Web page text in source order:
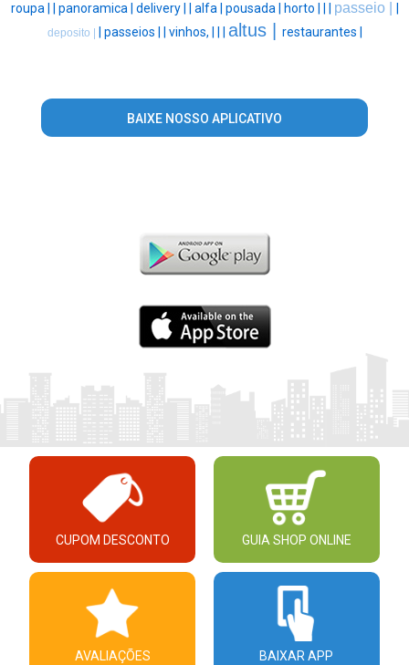
roupa | | panoramica | delivery | | alfa | pousada | horto | | | passeio | |
deposito | | passeios | | vinhos, | | | altus | restaurantes |
BAIXE NOSSO APLICATIVO
CUPOM DESCONTO GUIA SHOP ONLINE
AVALIAÇÕES BAIXAR APP